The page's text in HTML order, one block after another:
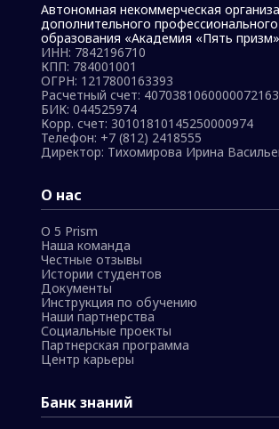
Автономная некоммерческая
дополнительного профессионального
образования «Академия «Пять призм»
ИНН: 7842196710
КПП: 784001001
ОГРН: 1217800163393
Расчетный счет:
БИК: 044525974
Корр. счет: 30101810145250000974
Телефон: +7 (812) 2418555
Директор: Тихомирова Ирина
О нас
О 5 Prism
Наша команда
Честные отзывы
Истории студентов
Документы
Инструкция по обучению
Наши партнерства
Социальные проекты
Партнерская программа
Центр карьеры
Банк знаний